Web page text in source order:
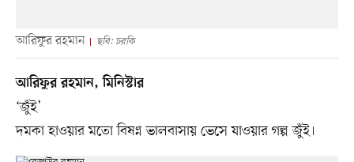
আরিফুর রহমান ছবি: চরকি
আরিফুর রহমান, মিনিস্টার
‘জুঁই’
দমকা হাওয়ার মতো বিষণ্ন ভালবাসায় ভেসে যাওয়ার গল্প জুঁই।